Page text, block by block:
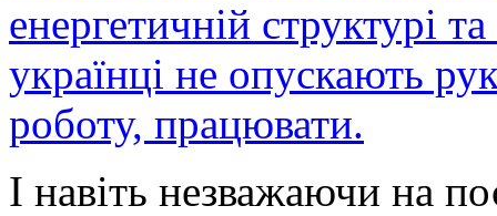
енергетичній структурі
українці не опускають
роботу, працювати.
І навіть незважаючи на